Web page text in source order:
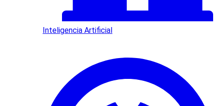
Inteligencia Artificial